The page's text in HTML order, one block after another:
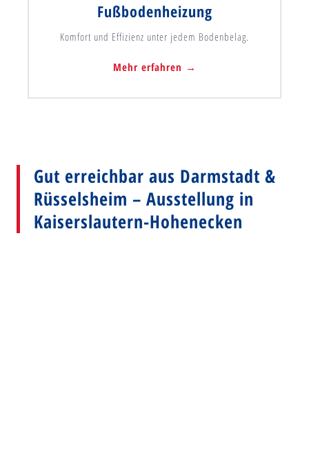
Fußbodenheizung
Komfort und Effizienz unter jedem Bodenbelag.
Mehr erfahren →
Gut erreichbar aus Darmstadt &
Rüsselsheim – Ausstellung in
Kaiserslautern-Hohenecken